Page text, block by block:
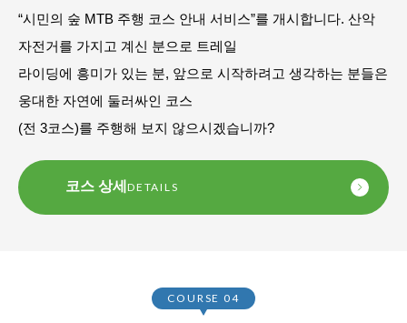
“시민의 숲 MTB 주행 코스 안내 서비스”를 개시합니다. 산악
자전거를 가지고 계신 분으로 트레일
라이딩에 흥미가 있는 분, 앞으로 시작하려고 생각하는 분들은
웅대한 자연에 둘러싸인 코스
(전 3코스)를 주행해 보지 않으시겠습니까?
코스 상세 DETAILS
COURSE 04